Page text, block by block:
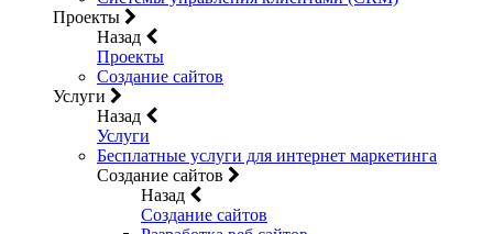
Проекты
Назад
Проекты
Создание сайтов
Услуги
Назад
Услуги
Бесплатные услуги для интернет маркетинга
Создание сайтов
Назад
Создание сайтов